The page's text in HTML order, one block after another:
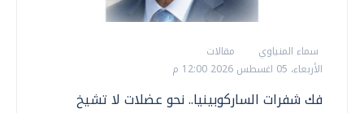
سماء المنياوي
مقالات
الأربعاء، 05 اغسطس 2026 12:00 م
فك شفرات الساركوبينيا.. نحو عضلات لا تشيخ